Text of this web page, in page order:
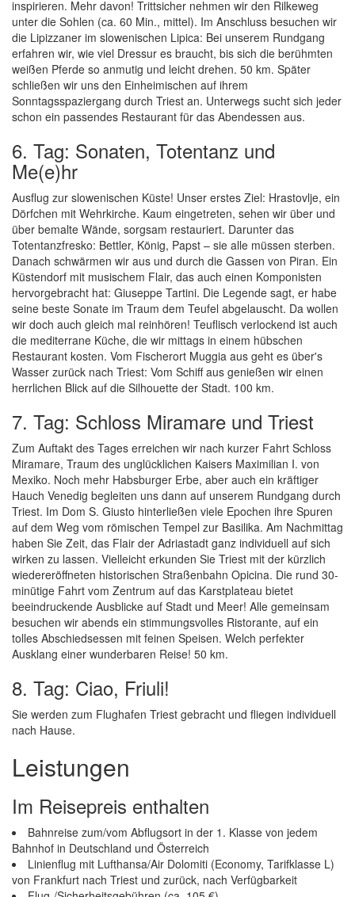
inspirieren. Mehr davon! Trittsicher nehmen wir den Rilkeweg
unter die Sohlen (ca. 60 Min., mittel). Im Anschluss besuchen wir
die Lipizzaner im slowenischen Lipica: Bei unserem Rundgang
erfahren wir, wie viel Dressur es braucht, bis sich die berühmten
weißen Pferde so anmutig und leicht drehen. 50 km. Später
schließen wir uns den Einheimischen auf ihrem
Sonntagsspaziergang durch Triest an. Unterwegs sucht sich jeder
schon ein passendes Restaurant für das Abendessen aus.
6. Tag: Sonaten, Totentanz und
Me(e)hr
Ausflug zur slowenischen Küste! Unser erstes Ziel: Hrastovlje, ein
Dörfchen mit Wehrkirche. Kaum eingetreten, sehen wir über und
über bemalte Wände, sorgsam restauriert. Darunter das
Totentanzfresko: Bettler, König, Papst – sie alle müssen sterben.
Danach schwärmen wir aus und durch die Gassen von Piran. Ein
Küstendorf mit musischem Flair, das auch einen Komponisten
hervorgebracht hat: Giuseppe Tartini. Die Legende sagt, er habe
seine beste Sonate im Traum dem Teufel abgelauscht. Da wollen
wir doch auch gleich mal reinhören! Teuflisch verlockend ist auch
die mediterrane Küche, die wir mittags in einem hübschen
Restaurant kosten. Vom Fischerort Muggia aus geht es über's
Wasser zurück nach Triest: Vom Schiff aus genießen wir einen
herrlichen Blick auf die Silhouette der Stadt. 100 km.
7. Tag: Schloss Miramare und Triest
Zum Auftakt des Tages erreichen wir nach kurzer Fahrt Schloss
Miramare, Traum des unglücklichen Kaisers Maximilian I. von
Mexiko. Noch mehr Habsburger Erbe, aber auch ein kräftiger
Hauch Venedig begleiten uns dann auf unserem Rundgang durch
Triest. Im Dom S. Giusto hinterließen viele Epochen ihre Spuren
auf dem Weg vom römischen Tempel zur Basilika. Am Nachmittag
haben Sie Zeit, das Flair der Adriastadt ganz individuell auf sich
wirken zu lassen. Vielleicht erkunden Sie Triest mit der kürzlich
wiedereröffneten historischen Straßenbahn Opicina. Die rund 30-
minütige Fahrt vom Zentrum auf das Karstplateau bietet
beeindruckende Ausblicke auf Stadt und Meer! Alle gemeinsam
besuchen wir abends ein stimmungsvolles Ristorante, auf ein
tolles Abschiedsessen mit feinen Speisen. Welch perfekter
Ausklang einer wunderbaren Reise! 50 km.
8. Tag: Ciao, Friuli!
Sie werden zum Flughafen Triest gebracht und fliegen individuell
nach Hause.
Leistungen
Im Reisepreis enthalten
Bahnreise zum/vom Abflugsort in der 1. Klasse von jedem
Bahnhof in Deutschland und Österreich
Linienflug mit Lufthansa/Air Dolomiti (Economy, Tarifklasse L)
von Frankfurt nach Triest und zurück, nach Verfügbarkeit